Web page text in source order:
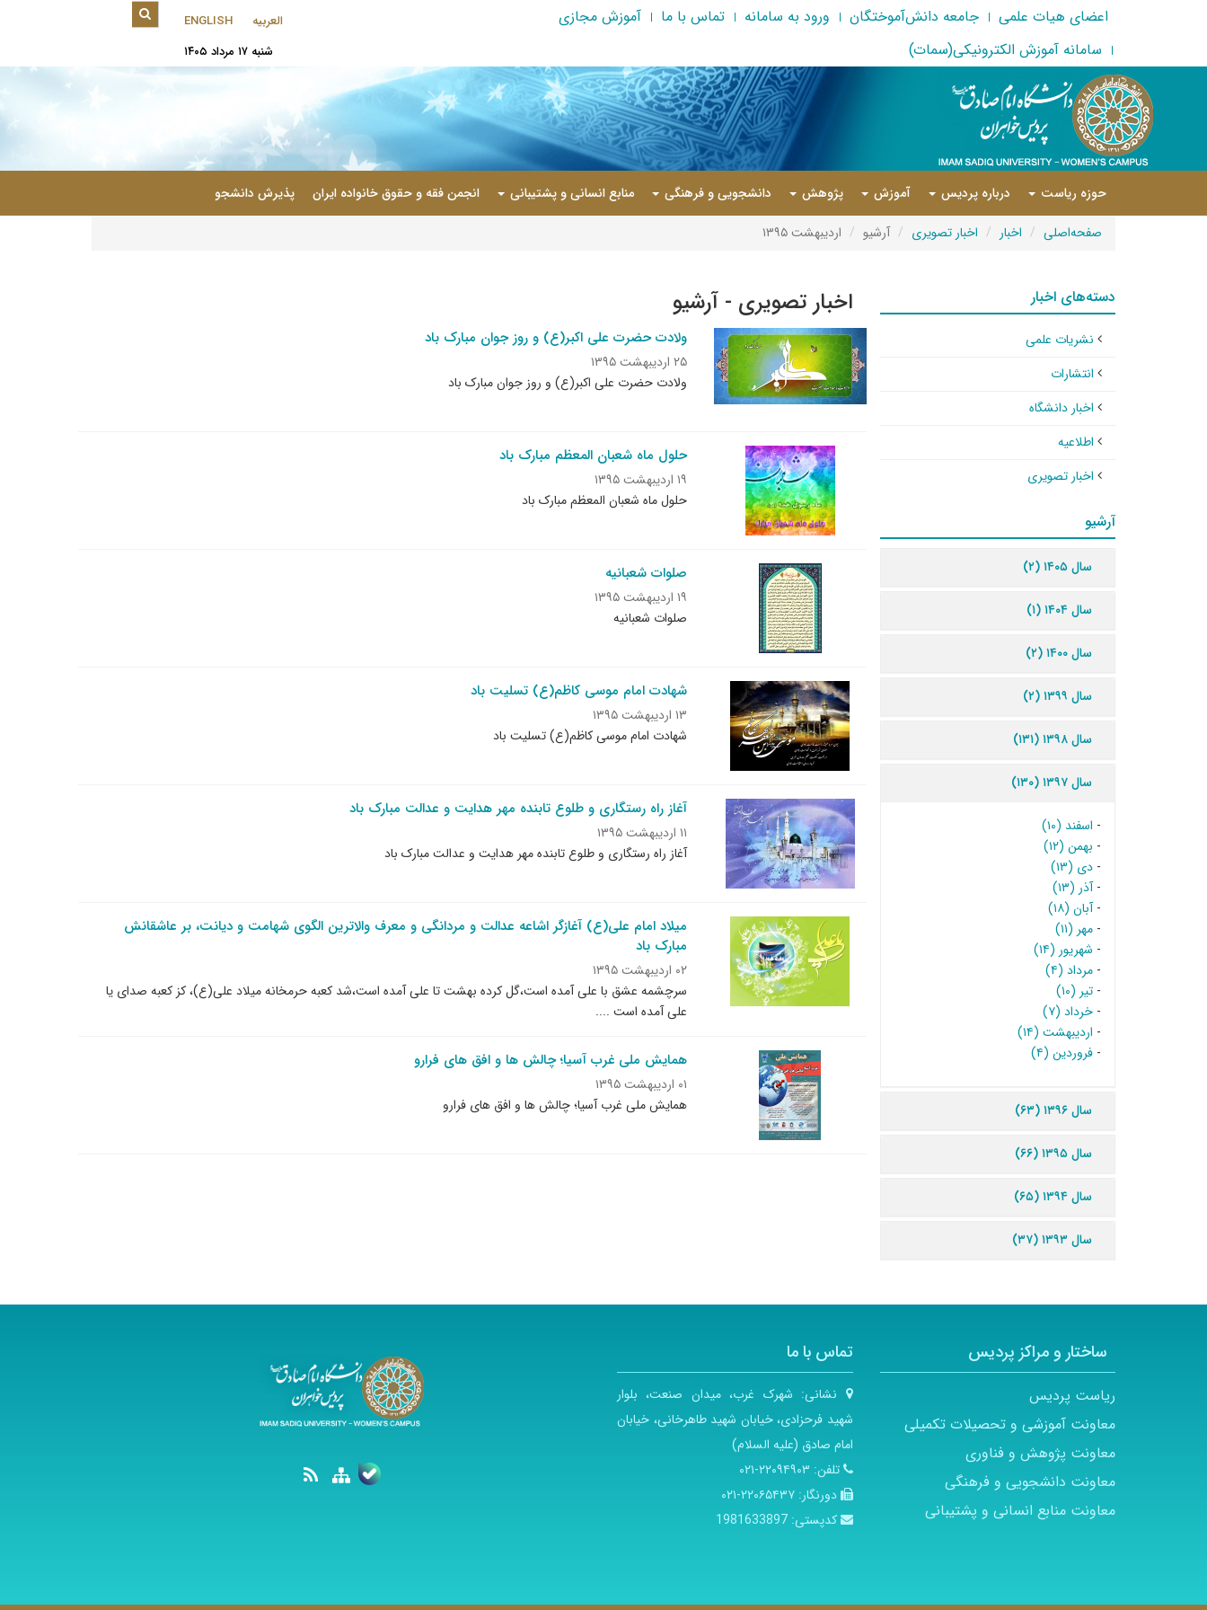
اعضای هیات علمی جامعه دانش‌آموختگان ورود به سامانه تماس با ما
آموزش مجازی
سامانه آموزش الکترونیکی(سمات)
العربیه
ENGLISH
شنبه ۱۷ مرداد ۱۴۰۵
حوزه ریاست درباره پردیس آموزش پژوهش دانشجویی و فرهنگی منابع انسانی و پشتیبانی انجمن فقه و حقوق خانواده ایران پذیرش دانشجو
صفحه‌اصلی اخبار اخبار تصویری آرشیو اردیبهشت ۱۳۹۵
اخبار تصویری - آرشیو
ولادت حضرت علی اکبر(ع) و روز جوان مبارک باد
۲۵ اردیبهشت ۱۳۹۵
ولادت حضرت علی اکبر(ع) و روز جوان مبارک باد
حلول ماه شعبان المعظم مبارک باد
۱۹ اردیبهشت ۱۳۹۵
حلول ماه شعبان المعظم مبارک باد
صلوات شعبانیه
۱۹ اردیبهشت ۱۳۹۵
صلوات شعبانیه
شهادت امام موسی کاظم(ع) تسلیت باد
۱۳ اردیبهشت ۱۳۹۵
شهادت امام موسی کاظم(ع) تسلیت باد
آغاز راه رستگاری و طلوع تابنده مهر هدایت و عدالت مبارک باد
۱۱ اردیبهشت ۱۳۹۵
آغاز راه رستگاری و طلوع تابنده مهر هدایت و عدالت مبارک باد
میلاد امام علی(ع) آغازگر اشاعه عدالت و مردانگی و معرف والاترین الگوی شهامت و دیانت، بر عاشقانش
مبارک باد
۰۲ اردیبهشت ۱۳۹۵
سرچشمه عشق با علی آمده است،گل کرده بهشت تا علی آمده است،شد کعبه حرمخانه میلاد علی(ع)، کز کعبه صدای یا
علی آمده است ....
همایش ملی غرب آسیا؛ چالش ها و افق های فرارو
۰۱ اردیبهشت ۱۳۹۵
همایش ملی غرب آسیا؛ چالش ها و افق های فرارو
دسته‌های اخبار
نشریات علمی
انتشارات
اخبار دانشگاه
اطلاعیه
اخبار تصویری
آرشیو
سال ۱۴۰۵ (۲)
سال ۱۴۰۴ (۱)
سال ۱۴۰۰ (۲)
سال ۱۳۹۹ (۲)
سال ۱۳۹۸ (۱۳۱)
سال ۱۳۹۷ (۱۳۰)
- اسفند (۱۰)
- بهمن (۱۲)
- دی (۱۳)
-آذر (۱۳)
-آبان (۱۸)
- مهر (۱۱)
- شهریور (۱۴)
- مرداد (۴)
- تیر (۱۰)
- خرداد (۷)
- اردیبهشت (۱۴)
- فروردین (۴)
سال ۱۳۹۶ (۶۳)
سال ۱۳۹۵ (۶۶)
سال ۱۳۹۴ (۶۵)
سال ۱۳۹۳ (۳۷)
ساختار و مراکز پردیس
ریاست پردیس
معاونت آموزشی و تحصیلات تکمیلی
معاونت پژوهش و فناوری
معاونت دانشجویی و فرهنگی
معاونت منابع انسانی و پشتیبانی
تماس با ما
نشانی: شهرک غرب، میدان صنعت، بلوار
شهید فرحزادی، خیابان شهید طاهرخانی، خیابان
امام صادق (علیه السلام)
تلفن: ۲۲۰۹۴۹۰۳-۰۲۱
دورنگار:۲۲۰۶۵۴۳۷-۰۲۱
کدپستی:1981633897